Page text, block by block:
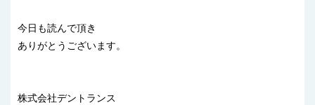
今日も読んで頂き
ありがとうございます。
株式会社デントランス